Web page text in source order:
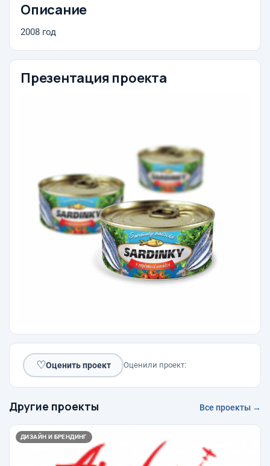
Описание
2008 год
Презентация проекта
♡Оценить проект Оценили проект:
Другие проекты Все проекты →
ДИЗАЙН И БРЕНДИНГ